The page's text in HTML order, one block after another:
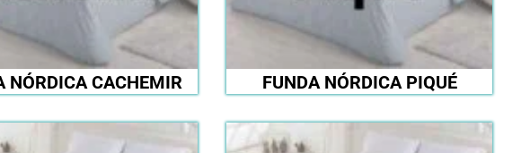
NÓRDICA CACHEMIR FUNDA NÓRDICA PIQUÉ